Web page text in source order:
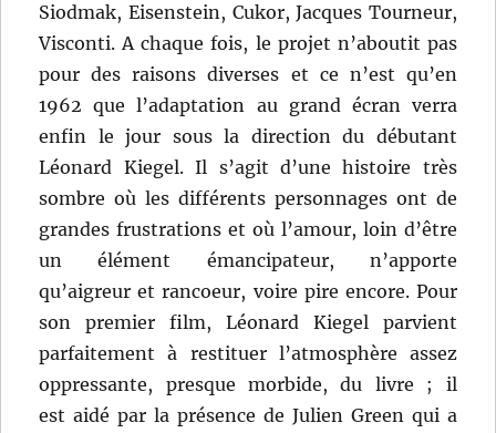
Siodmak, Eisenstein, Cukor, Jacques Tourneur,
Visconti. A chaque fois, le projet n’aboutit pas
pour des raisons diverses et ce n’est qu’en
1962 que l’adaptation au grand écran verra
enfin le jour sous la direction du débutant
Léonard Kiegel. Il s’agit d’une histoire très
sombre où les différents personnages ont de
grandes frustrations et où l’amour, loin d’être
un élément émancipateur, n’apporte
qu’aigreur et rancoeur, voire pire encore. Pour
son premier film, Léonard Kiegel parvient
parfaitement à restituer l’atmosphère assez
oppressante, presque morbide, du livre ; il
est aidé par la présence de Julien Green qui a